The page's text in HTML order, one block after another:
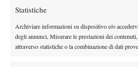
Statistiche
Archiviare informazioni su dispositivo e/o
degli annunci, Misurare le prestazioni dei
attraverso statistiche o la combinazione di dati
Nessun commento